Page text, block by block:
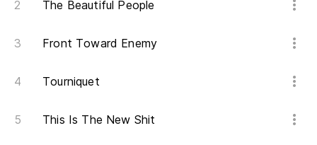
The Beautiful People
Front Toward Enemy
Tourniquet
This Is The New Shit